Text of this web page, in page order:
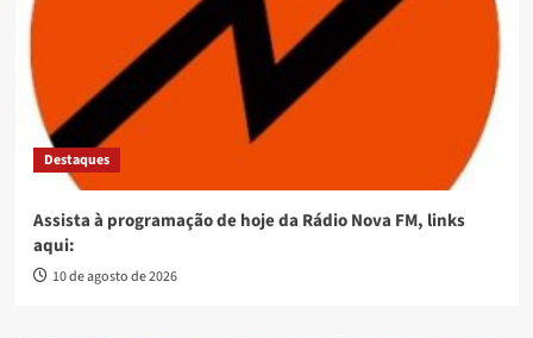
Destaques
Assista à programação de hoje da Rádio Nova FM, links
aqui:
10 de agosto de 2026